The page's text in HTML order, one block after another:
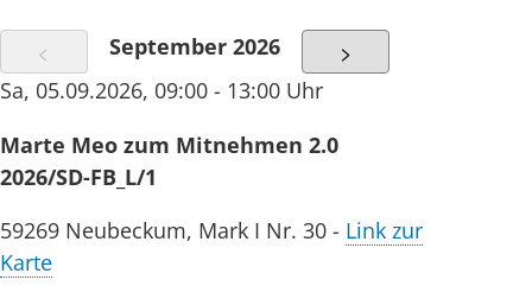
Fallbeispielen,
interaktiven
Übungen,
Austausch und
Portion Herz.
< September 2026 >
Sa, 05.09.2026, 09:00 - 13:00 Uhr
Marte Meo zum Mitnehmen 2.0
2026/SD-FB_L/1
59269 Neubeckum, Mark I Nr. 30 - Link zur
Karte